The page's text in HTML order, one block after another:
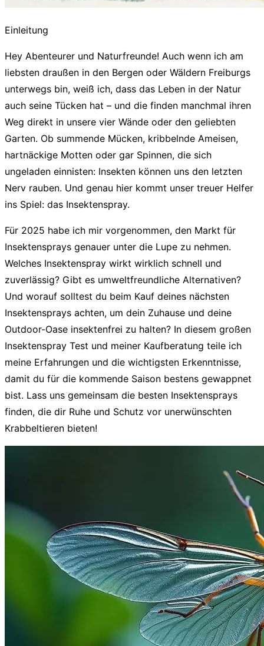
Einleitung
Hey Abenteurer und Naturfreunde! Auch wenn ich am
liebsten draußen in den Bergen oder Wäldern Freiburgs
unterwegs bin, weiß ich, dass das Leben in der Natur
auch seine Tücken hat – und die finden manchmal ihren
Weg direkt in unsere vier Wände oder den geliebten
Garten. Ob summende Mücken, kribbelnde Ameisen,
hartnäckige Motten oder gar Spinnen, die sich
ungeladen einnisten: Insekten können uns den letzten
Nerv rauben. Und genau hier kommt unser treuer Helfer
ins Spiel: das Insektenspray.
Für 2025 habe ich mir vorgenommen, den Markt für
Insektensprays genauer unter die Lupe zu nehmen.
Welches Insektenspray wirkt wirklich schnell und
zuverlässig? Gibt es umweltfreundliche Alternativen?
Und worauf solltest du beim Kauf deines nächsten
Insektensprays achten, um dein Zuhause und deine
Outdoor-Oase insektenfrei zu halten? In diesem großen
Insektenspray Test und meiner Kaufberatung teile ich
meine Erfahrungen und die wichtigsten Erkenntnisse,
damit du für die kommende Saison bestens gewappnet
bist. Lass uns gemeinsam die besten Insektensprays
finden, die dir Ruhe und Schutz vor unerwünschten
Krabbeltieren bieten!